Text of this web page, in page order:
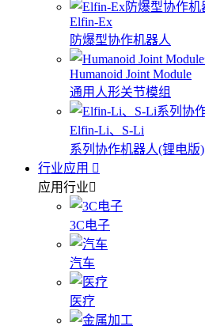
Elfin-Ex
防爆型协作机器人
Humanoid Joint Module
通用人形关节模组
Elfin-Li、S-Li
系列协作机器人(锂电版)
行业应用
应用行业
3C电子
汽车
医疗